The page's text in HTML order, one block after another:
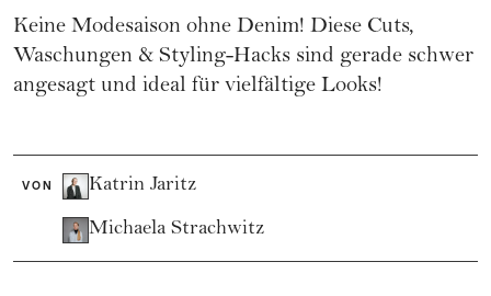
Keine Modesaison ohne Denim! Diese Cuts,
Waschungen & Styling-Hacks sind gerade schwer
angesagt und ideal für vielfältige Looks!
VON Katrin Jaritz
Michaela Strachwitz